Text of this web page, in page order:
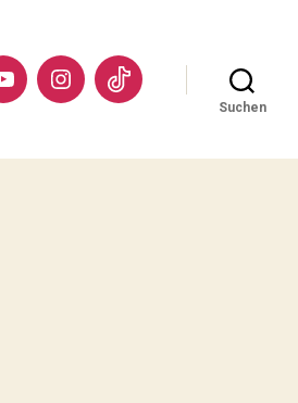
YouTubeInstagramTikTok
Suchen